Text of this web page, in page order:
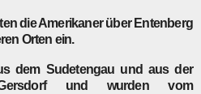
die Amerikaner über Entenberg
Orten ein.
dem Sudetengau und aus der
und wurden vom